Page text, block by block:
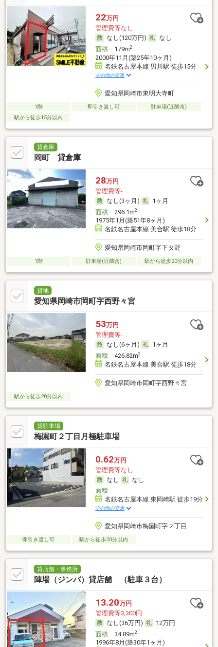
22万円
管理費等なし
なし(120万円)
なし
面積179m2
2000年11月(築25年10ヶ月)
名鉄名古屋本線 男川駅 徒歩15分
その他の交通
愛知県岡崎市東明大寺町
1階 即引き渡し可
駐車場(近隣含)
駅から徒歩15分以内
貸倉庫
岡町 貸倉庫
28万円
管理費等-
なし(3ヶ月)
1ヶ月
面積296.1m2
1975年1月(築51年8ヶ月)
名鉄名古屋本線 美合駅 徒歩18分
愛知県岡崎市岡町字下タ野
1階 駐車場(近隣含) 駅から徒歩20分以内
貸地
愛知県岡崎市岡町字西野々宮
53万円
管理費等-
なし(6ヶ月)
1ヶ月
面積426.82m2
名鉄名古屋本線 美合駅 徒歩18分
愛知県岡崎市岡町字西野々宮
駅から徒歩20分以内
貸駐車場
梅園町２丁目月極駐車場
0.62万円
管理費等なし
なし
なし
面積-
名鉄名古屋本線 東岡崎駅 徒歩19分
その他の交通
愛知県岡崎市梅園町字２丁目
即引き渡し可 駅から徒歩20分以内
貸店舗・事務所
陣場（ジンバ）貸店舗 （駐車３台）
13.20万円
管理費等3,300円
なし(36万円)
12万円
面積34.89m2
1996年8月(築30年1ヶ月)